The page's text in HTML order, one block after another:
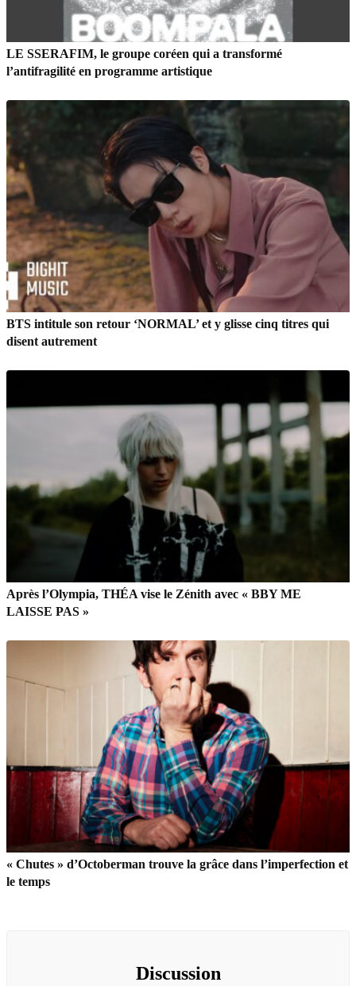
LE SSERAFIM, le groupe coréen qui a transformé
l’antifragilité en programme artistique
BTS intitule son retour ‘NORMAL’ et y glisse cinq titres qui
disent autrement
Après l’Olympia, THÉA vise le Zénith avec « BBY ME
LAISSE PAS »
« Chutes » d’Octoberman trouve la grâce dans l’imperfection et
le temps
Discussion